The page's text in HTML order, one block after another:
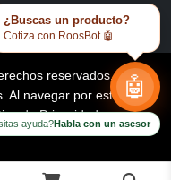
reservados.
. Al navegar por este
de Privacidad y
¿Buscas un producto?
Cotiza con RoosBot 🤖
🤖
ayuda?Habla con un asesor